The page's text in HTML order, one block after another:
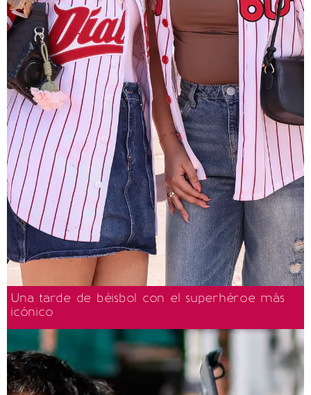
Una tarde de béisbol con el superhéroe más
icónico